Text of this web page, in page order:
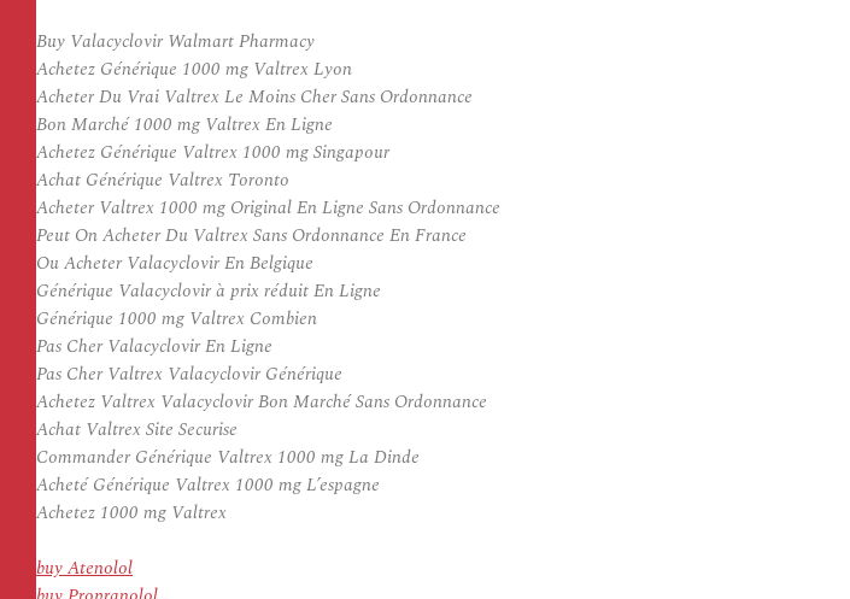
Buy Valacyclovir Walmart Pharmacy
Achetez Générique 1000 mg Valtrex Lyon
Acheter Du Vrai Valtrex Le Moins Cher Sans Ordonnance
Bon Marché 1000 mg Valtrex En Ligne
Achetez Générique Valtrex 1000 mg Singapour
Achat Générique Valtrex Toronto
Acheter Valtrex 1000 mg Original En Ligne Sans Ordonnance
Peut On Acheter Du Valtrex Sans Ordonnance En France
Ou Acheter Valacyclovir En Belgique
Générique Valacyclovir à prix réduit En Ligne
Générique 1000 mg Valtrex Combien
Pas Cher Valacyclovir En Ligne
Pas Cher Valtrex Valacyclovir Générique
Achetez Valtrex Valacyclovir Bon Marché Sans Ordonnance
Achat Valtrex Site Securise
Commander Générique Valtrex 1000 mg La Dinde
Acheté Générique Valtrex 1000 mg L’espagne
Achetez 1000 mg Valtrex
buy Atenolol